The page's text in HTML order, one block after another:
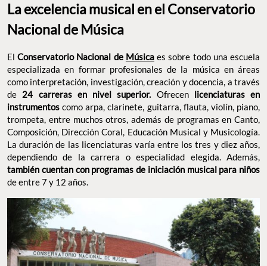
La excelencia musical en el Conservatorio
Nacional de Música
El Conservatorio Nacional de Música es sobre todo una escuela
especializada en formar profesionales de la música en áreas
como interpretación, investigación, creación y docencia, a través
de 24 carreras en nivel superior. Ofrecenlicenciaturas en
instrumentos como arpa, clarinete, guitarra, flauta, violín, piano,
trompeta, entre muchos otros, además de programas en Canto,
Composición, Dirección Coral, Educación Musical y Musicología.
La duración de las licenciaturas varía entre los tres y diez años,
dependiendo de la carrera o especialidad elegida. Además,
también cuentan con programas de iniciación musical para niños
de entre 7 y 12 años.